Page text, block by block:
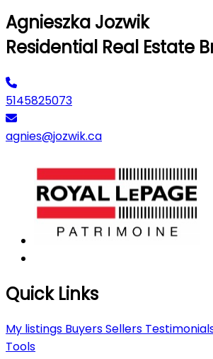
Agnieszka Jozwik
Residential Real Estate
5145825073
agnies@jozwik.ca
Quick Links
My listings BuyersSellers
Tools